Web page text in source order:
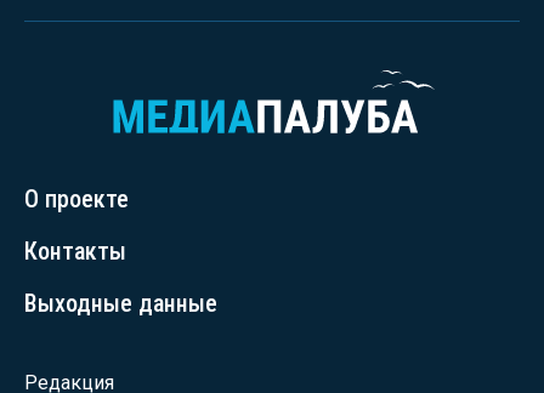
О проекте
Контакты
Выходные данные
Редакция